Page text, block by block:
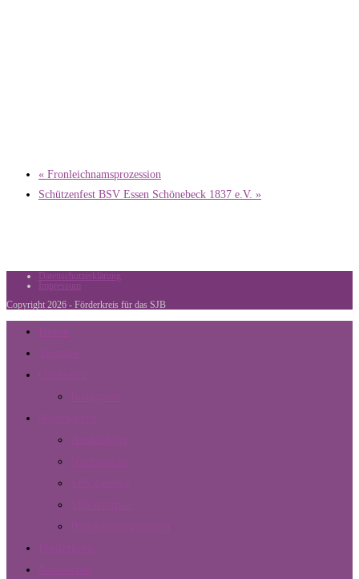
« Fronleichnamsprozession
Schützenfest BSV Essen Schönebeck 1837 e.V. »
Datenschutzerklärung
Impressum
Copyright 2026 - Förderkreis für das SJB